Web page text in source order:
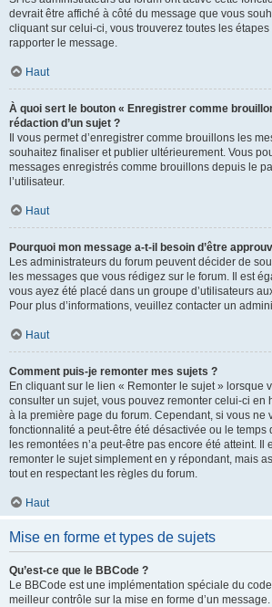
devrait être affiché à côté du message que vous
cliquant sur celui-ci, vous trouverez toutes les
rapporter le message.
Haut
À quoi sert le bouton « Enregistrer comme
rédaction d’un sujet ?
Il vous permet d’enregistrer comme brouillons les
souhaitez finaliser et publier ultérieurement. Vous
messages enregistrés comme brouillons depuis le
l’utilisateur.
Haut
Pourquoi mon message a-t-il besoin d’être
Les administrateurs du forum peuvent décider de
les messages que vous rédigez sur le forum. Il est
vous ayez été placé dans un groupe d’utilisateurs
Pour plus d’informations, veuillez contacter un
Haut
Comment puis-je remonter mes sujets ?
En cliquant sur le lien « Remonter le sujet » lorsque
consulter un sujet, vous pouvez remonter celui-ci en
à la première page du forum. Cependant, si vous ne
fonctionnalité a peut-être été désactivée ou le temps
les remontées n’a peut-être pas encore été atteint.
remonter le sujet simplement en y répondant, mais
tout en respectant les règles du forum.
Haut
Mise en forme et types de sujets
Qu’est-ce que le BBCode ?
Le BBCode est une implémentation spéciale du
meilleur contrôle sur la mise en forme d’un